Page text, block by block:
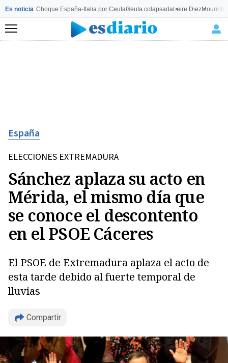
Es noticia Choque España-Italia por CeutaCeuta colapsadaLeire Diez
Menú
España
ELECCIONES EXTREMADURA
Sánchez aplaza su acto en
Mérida, el mismo día que
se conoce el descontento
en el PSOE Cáceres
El PSOE de Extremadura aplaza el acto de
esta tarde debido al fuerte temporal de
lluvias
Compartir